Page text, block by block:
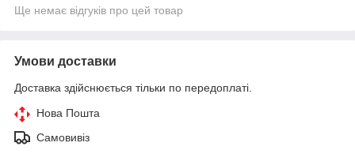
Ще немає відгуків про цей товар
Умови доставки
Доставка здійснюється тільки по передоплаті.
Нова Пошта
Самовивіз